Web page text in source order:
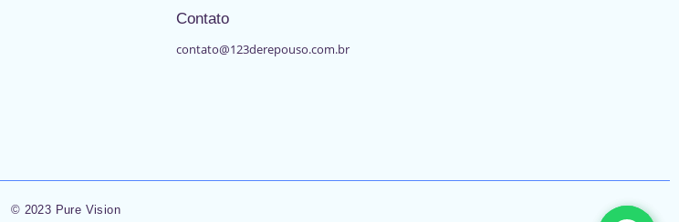
Contato
contato@123derepouso.com.br
© 2023 Pure Vision